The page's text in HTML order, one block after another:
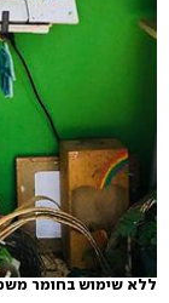
ללא שימוש בחומר